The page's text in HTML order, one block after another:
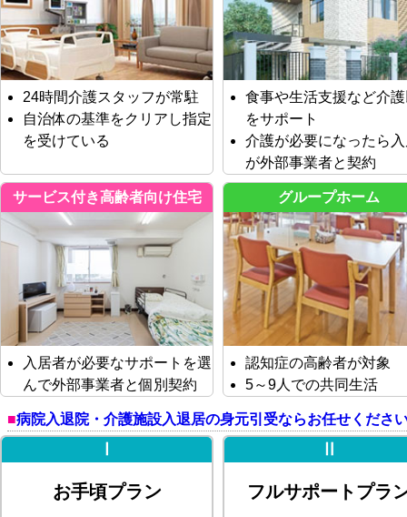
24時間介護スタッフが常駐
自治体の基準をクリアし指定
を受けている
食事や生活支援など介
をサポート
介護が必要になったら
が外部事業者と契約
サービス付き高齢者向け住宅
入居者が必要なサポートを選
んで外部事業者と個別契約
グループホーム
認知症の高齢者が対象
5～9人での共同生活
病院入退院・介護施設入退居の身元引受ならお任せくださ
お手頃プラン フルサポートプラ